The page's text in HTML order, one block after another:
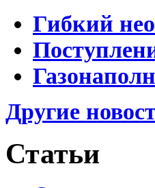
Гибкий
Другие
Статьи